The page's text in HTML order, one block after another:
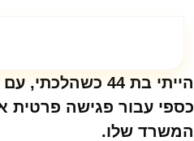
כספי עבור פגישה פרטית
המשרד שלו.